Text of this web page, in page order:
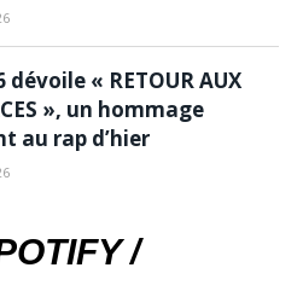
dévoile « RETOUR AUX
», un hommage
au rap d’hier
/